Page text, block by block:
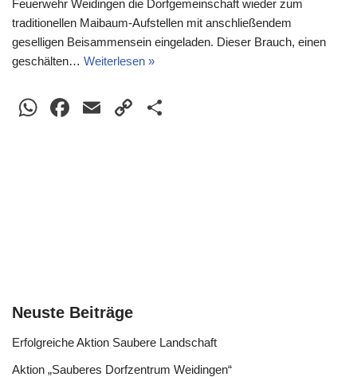
Feuerwehr Weidingen die Dorfgemeinschaft wieder zum
traditionellen Maibaum-Aufstellen mit anschließendem
geselligen Beisammensein eingeladen. Dieser Brauch, einen
geschälten… Weiterlesen »
W
F
E
C
Neuste Beiträge
Erfolgreiche Aktion Saubere Landschaft
Aktion „Sauberes Dorfzentrum Weidingen“